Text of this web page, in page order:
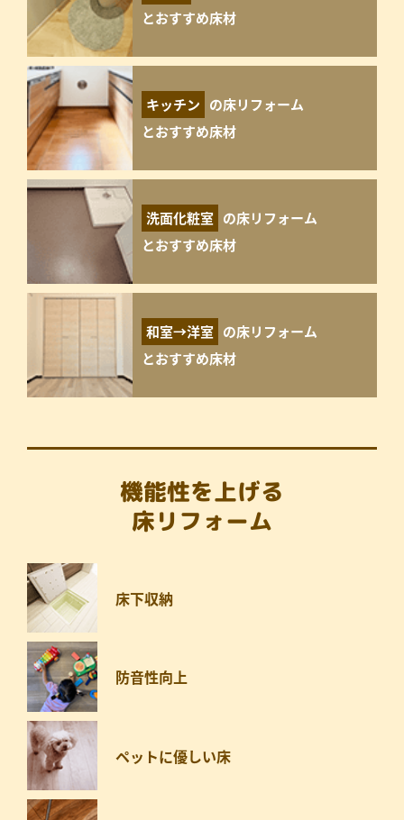
とおすすめ床材
キッチン の床リフォーム
とおすすめ床材
洗面化粧室 の床リフォーム
とおすすめ床材
和室→洋室 の床リフォーム
とおすすめ床材
機能性を上げる
床リフォーム
床下収納
防音性向上
ペットに優しい床